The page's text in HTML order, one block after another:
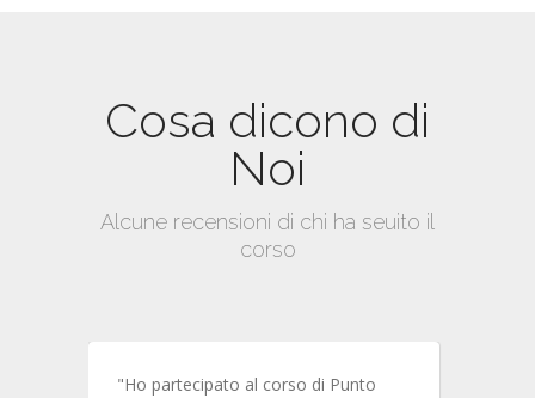
Cosa dicono di
Noi
Alcune recensioni di chi ha seuito il
corso
"Ho partecipato al corso di Punto